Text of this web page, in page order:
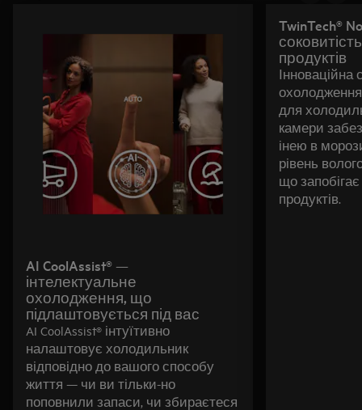
AI CoolAssist® —
інтелектуальне
охолодження, що
підлаштовується під вас
AI CoolAssist® інтуїтивно
налаштовує холодильник
відповідно до вашого способу
життя — чи ви тільки-но
поповнили запаси, чи збираєтеся
TwinTech®
продуктів
Інноваційна
охолодження
для
камери
інею в
рівень
що
продуктів.